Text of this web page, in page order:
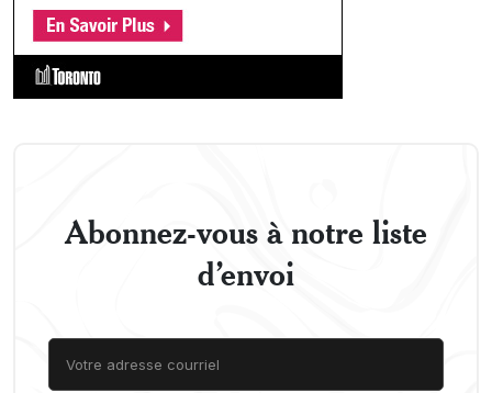
Abonnez-vous à notre liste
d’envoi